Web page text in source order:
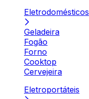
Eletrodomésticos
Geladeira
Fogão
Forno
Cooktop
Cervejeira
Eletroportáteis